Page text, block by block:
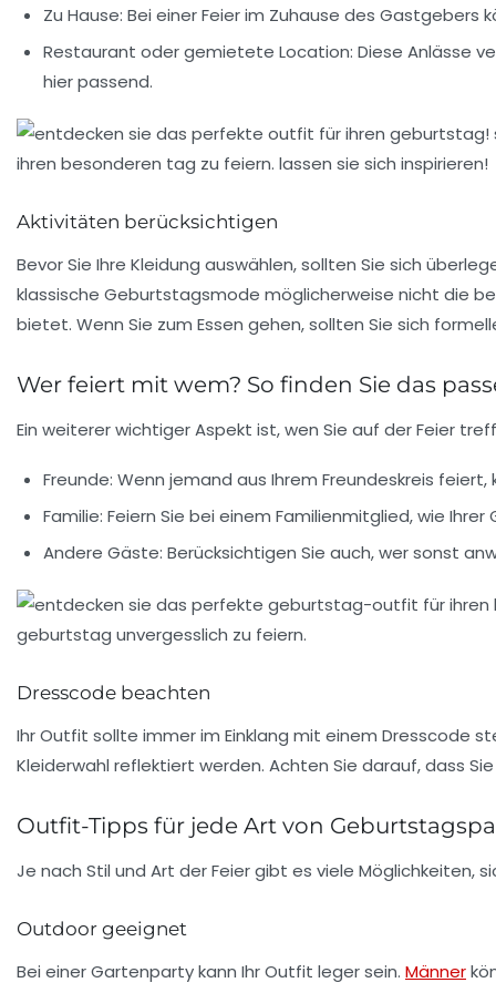
Zu Hause: Bei einer Feier im Zuhause des
Restaurant oder gemietete Location: Diese Anlässe
hier passend.
Aktivitäten berücksichtigen
Bevor Sie Ihre Kleidung auswählen, sollten Sie sich
klassische Geburtstagsmode möglicherweise nicht die
bietet. Wenn Sie zum Essen gehen, sollten Sie sich
Wer feiert mit wem? So finden Sie das
Ein weiterer wichtiger Aspekt ist, wen Sie auf der Feier
Freunde: Wenn jemand aus Ihrem Freundeskreis
Familie: Feiern Sie bei einem Familienmitglied, wie Ihrer
Andere Gäste: Berücksichtigen Sie auch, wer sonst
Dresscode beachten
Ihr Outfit sollte immer im Einklang mit einem Dresscode
Kleiderwahl reflektiert werden. Achten Sie darauf, dass
Outfit-Tipps für jede Art von
Je nach Stil und Art der Feier gibt es viele Möglichkeiten,
Outdoor geeignet
Bei einer Gartenparty kann Ihr Outfit leger sein. Männer